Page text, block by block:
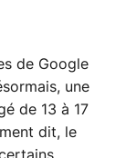
de Google
une
de 13 à 17
dit, le